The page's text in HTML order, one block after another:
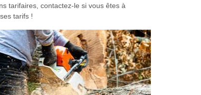
tarifaires, contactez-le si vous êtes à
tarifs !